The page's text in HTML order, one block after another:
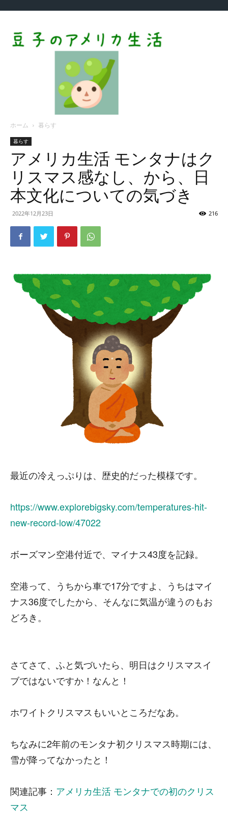
ホーム 暮らす
暮らす
アメリカ生活 モンタナはク
リスマス感なし、から、日
本文化についての気づき
2022年12月23日 216
最近の冷えっぷりは、歴史的だった模様です。
https://www.explorebigsky.com/temperatures-hit-
new-record-low/47022
ボーズマン空港付近で、マイナス43度を記録。
空港って、うちから車で17分ですよ、うちはマイ
ナス36度でしたから、そんなに気温が違うのもお
どろき。
さてさて、ふと気づいたら、明日はクリスマスイ
ブではないですか！なんと！
ホワイトクリスマスもいいところだなあ。
ちなみに2年前のモンタナ初クリスマス時期には、
雪が降ってなかったと！
関連記事： アメリカ生活 モンタナでの初のクリス
マス